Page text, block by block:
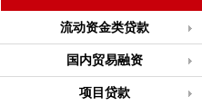
流动资金类贷款
国内贸易融资
项目贷款